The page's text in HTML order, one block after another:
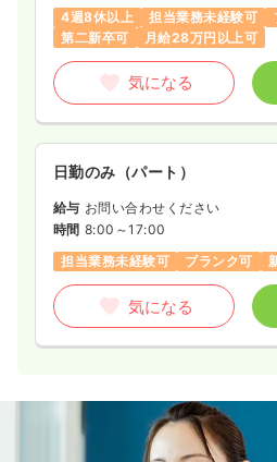
4週8休以上
担当業務未経験可
第二新卒可
月給28万円以上可
気になる
日勤のみ（パート）
給与 お問い合わせください
時間 8:00～17:00
担当業務未経験可
ブランク可
気になる